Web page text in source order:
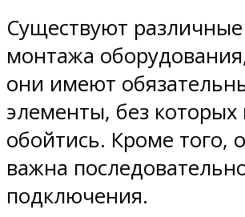
Существуют
монтажа
они имеют
элементы, без которых
обойтись. Кроме того,
важна
подключения.